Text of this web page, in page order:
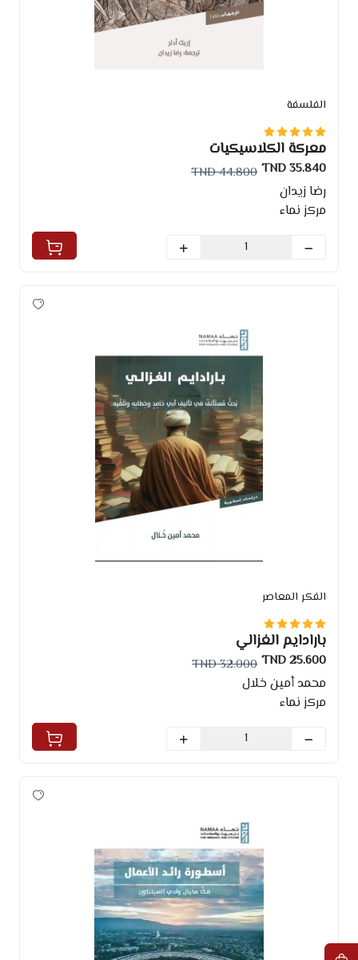
الفلسفة
معركة الكلاسيكيات
35.840 TND
44.800 TND
رضا زيدان
مركز نماء
الفكر المعاصر
بارادايم الغزالي
25.600 TND
32.000 TND
محمد أمين خلال
مركز نماء